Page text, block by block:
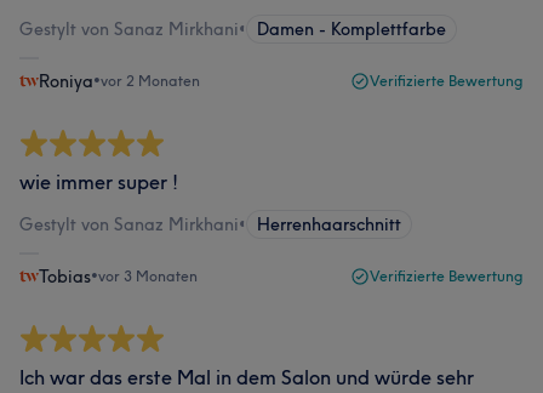
Gestylt von Sanaz Mirkhani• Damen - Komplettfarbe
Roniya•vor 2 Monaten Verifizierte Bewertung
wie immer super !
Gestylt von Sanaz Mirkhani• Herrenhaarschnitt
Tobias•vor 3 Monaten Verifizierte Bewertung
Ich war das erste Mal in dem Salon und würde sehr